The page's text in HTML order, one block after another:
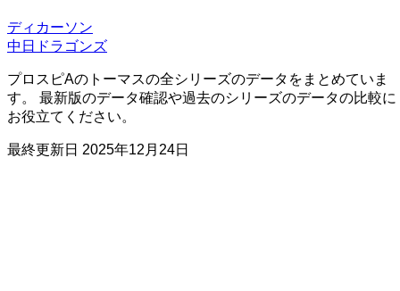
ディカーソン
中日ドラゴンズ
プロスピAのトーマスの全シリーズのデータをまとめていま
す。 最新版のデータ確認や過去のシリーズのデータの比較に
お役立てください。
最終更新日 2025年12月24日